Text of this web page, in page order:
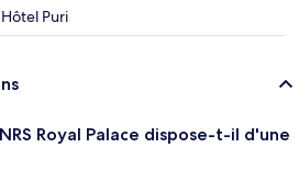
Hôtel Puri
Royal Palace dispose-t-il d'une